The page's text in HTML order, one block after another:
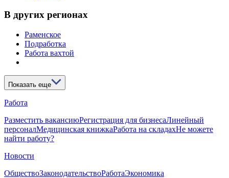
В других регионах
Раменское
Подработка
Работа вахтой
Показать еще
Работа
Разместить вакансиюРегистрация для бизнесаЛинейный
персоналМедицинская книжкаРабота на складахНе можете
найти работу?
Новости
ОбществоЗаконодательствоРаботаЭкономика